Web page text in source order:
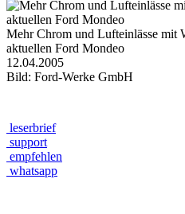
Mehr Chrom und Lufteinlässe mit
aktuellen Ford Mondeo
12.04.2005
Bild: Ford-Werke GmbH
leserbrief
support
empfehlen
whatsapp